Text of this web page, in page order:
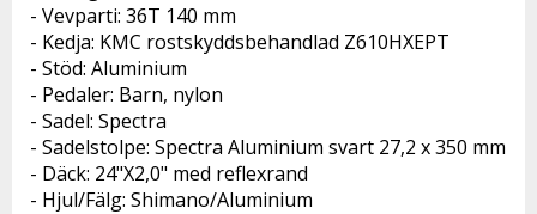
- Vevparti: 36T 140 mm
- Kedja: KMC rostskyddsbehandlad Z610HXEPT
- Stöd: Aluminium
- Pedaler: Barn, nylon
- Sadel: Spectra
- Sadelstolpe: Spectra Aluminium svart 27,2 x 350 mm
- Däck: 24"X2,0" med reflexrand
- Hjul/Fälg: Shimano/Aluminium